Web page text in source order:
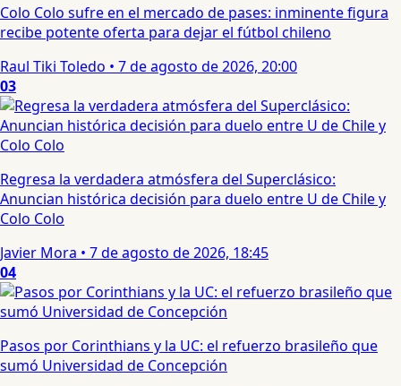
Colo Colo sufre en el mercado de pases: inminente figura
recibe potente oferta para dejar el fútbol chileno
Raul Tiki Toledo • 7 de agosto de 2026, 20:00
03
Regresa la verdadera atmósfera del Superclásico:
Anuncian histórica decisión para duelo entre U de Chile y
Colo Colo
Javier Mora • 7 de agosto de 2026, 18:45
04
Pasos por Corinthians y la UC: el refuerzo brasileño que
sumó Universidad de Concepción